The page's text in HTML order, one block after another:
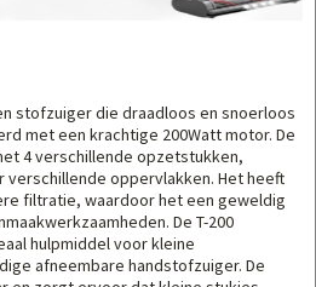
stofzuiger die draadloos en snoerloos
met een krachtige 200Watt motor. De
4 verschillende opzetstukken,
oppervlakken. Het heeft
filtratie, waardoor het een geweldig
De T-200
hulpmiddel voor kleine
afneembare handstofzuiger. De